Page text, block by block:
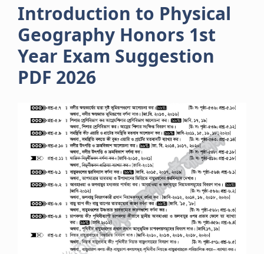
Introduction to Physical
Geography Honors 1st
Year Exam Suggestion
PDF 2026